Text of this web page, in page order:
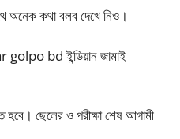
অনেক কথা বলব দেখে নিও।
bd ইন্ডিয়ান জামাই
ছেলের ও পরীক্ষা শেষ আগামী